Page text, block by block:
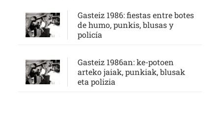
Gasteiz 1986: fiestas entre botes
de humo, punkis, blusas y
policía
Gasteiz 1986an: ke-potoen
arteko jaiak, punkiak, blusak
eta polizia